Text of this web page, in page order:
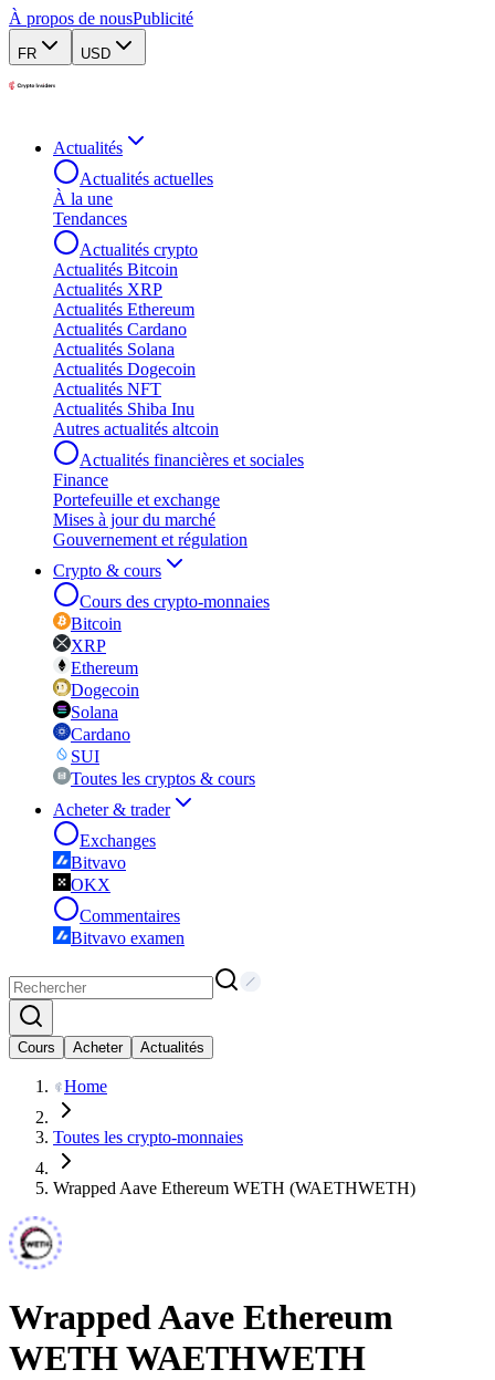
À propos de nousPublicité
FR USD
Actualités
Actualités actuelles
À la une
Tendances
Actualités crypto
Actualités Bitcoin
Actualités XRP
Actualités Ethereum
Actualités Cardano
Actualités Solana
Actualités Dogecoin
Actualités NFT
Actualités Shiba Inu
Autres actualités altcoin
Actualités financières et sociales
Finance
Portefeuille et exchange
Mises à jour du marché
Gouvernement et régulation
Crypto & cours
Cours des crypto-monnaies
Bitcoin
XRP
Ethereum
Dogecoin
Solana
Cardano
SUI
Toutes les cryptos & cours
Acheter & trader
Exchanges
Bitvavo
OKX
Commentaires
Bitvavo examen
Cours Acheter Actualités
Home
Toutes les crypto-monnaies
Wrapped Aave Ethereum WETH (WAETHWETH)
Wrapped Aave Ethereum
WETHWAETHWETH